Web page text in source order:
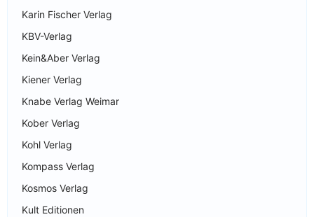
Karin Fischer Verlag
KBV-Verlag
Kein&Aber Verlag
Kiener Verlag
Knabe Verlag Weimar
Kober Verlag
Kohl Verlag
Kompass Verlag
Kosmos Verlag
Kult Editionen